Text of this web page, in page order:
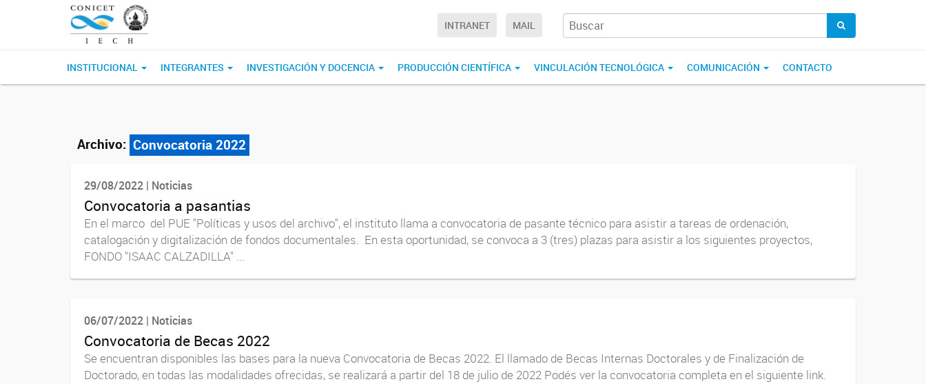
INTRANET MAIL
INSTITUCIONAL INTEGRANTES INVESTIGACIÓN Y DOCENCIA PRODUCCIÓN CIENTÍFICA VINCULACIÓN TECNOLÓGICA COMUNICACIÓN CONTACTO
Archivo: Convocatoria 2022
29/08/2022 | Noticias
Convocatoria a pasantias
En el marco del PUE "Políticas y usos del archivo", el instituto llama a convocatoria de pasante técnico para asistir a tareas de ordenación,
catalogación y digitalización de fondos documentales. En esta oportunidad, se convoca a 3 (tres) plazas para asistir a los siguientes proyectos,
FONDO "ISAAC CALZADILLA" ...
06/07/2022 | Noticias
Convocatoria de Becas 2022
Se encuentran disponibles las bases para la nueva Convocatoria de Becas 2022. El llamado de Becas Internas Doctorales y de Finalización de
Doctorado, en todas las modalidades ofrecidas, se realizará a partir del 18 de julio de 2022 Podés ver la convocatoria completa en el siguiente link.